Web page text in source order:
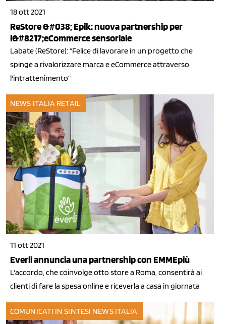
18 ott 2021
ReStore &#038; Epik: nuova partnership per
l&#8217;eCommerce sensoriale
Labate (ReStore): “Felice di lavorare in un progetto che
spinge a rivalorizzare marca e eCommerce attraverso
l'intrattenimento”
NEWS ITALIA RETAIL
11 ott 2021
Everli annuncia una partnership con EMMEpiù
L'accordo, che coinvolge otto store a Roma, consentirà ai
clienti di fare la spesa online e riceverla a casa in giornata
COMUNICATI IN SINTESI NEWS ITALIA